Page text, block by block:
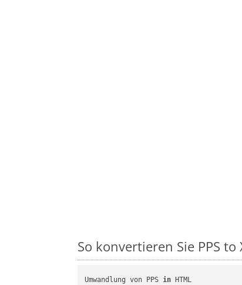
So konvertieren Sie PPS
Umwandlung von PPS in